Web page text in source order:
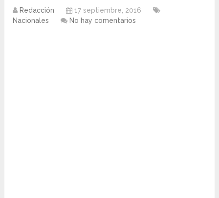
Redacción
17 septiembre, 2016
Nacionales
No hay comentarios